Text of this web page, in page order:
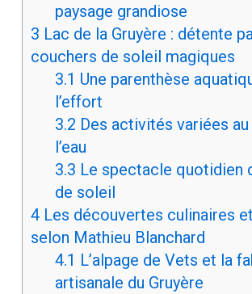
paysage grandiose
3 Lac de la Gruyère : détente
couchers de soleil magiques
3.1 Une parenthèse
l’effort
3.2 Des activités variées
l’eau
3.3 Le spectacle quotidien
de soleil
4Les découvertes culinaires
selon Mathieu Blanchard
4.1 L’alpage de Vets et la
artisanale du Gruyère